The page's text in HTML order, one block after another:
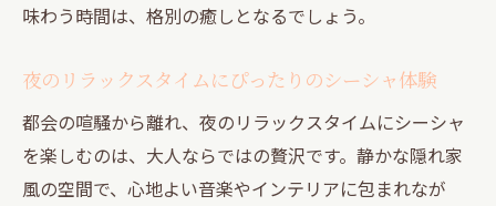
味わう時間は、格別の癒しとなるでしょう。
夜のリラックスタイムにぴったりのシーシャ体験
都会の喧騒から離れ、夜のリラックスタイムにシーシャ
を楽しむのは、大人ならではの贅沢です。静かな隠れ家
風の空間で、心地よい音楽やインテリアに包まれなが